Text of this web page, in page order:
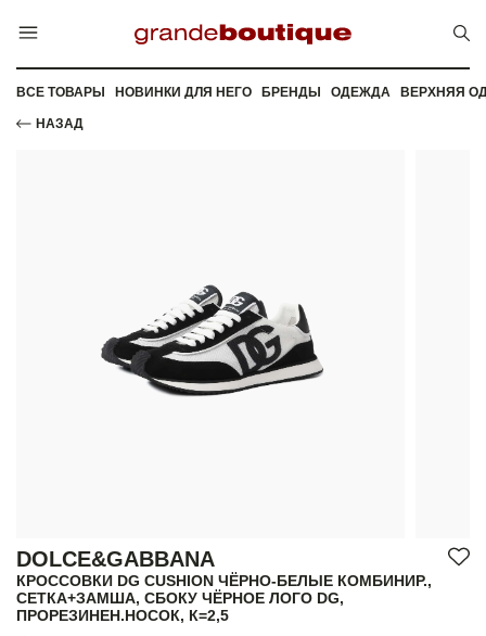
ВСЕ ТОВАРЫ НОВИНКИ ДЛЯ НЕГО БРЕНДЫ ОДЕЖДА ВЕРХНЯЯ
НАЗАД
DOLCE&GABBANA
КРОССОВКИ DG CUSHION ЧЁРНО-БЕЛЫЕ КОМБИНИР.,
СЕТКА+ЗАМША, СБОКУ ЧЁРНОЕ ЛОГО DG,
ПРОРЕЗИНЕН.НОСОК, К=2,5